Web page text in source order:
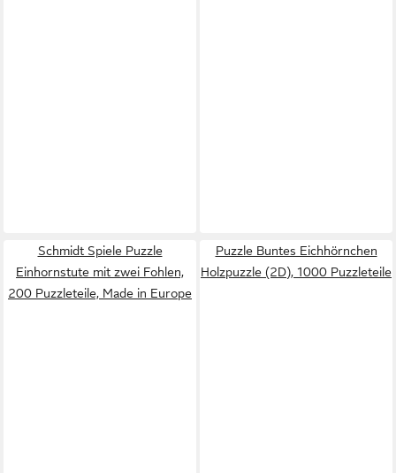
Schmidt Spiele Puzzle
Einhornstute mit zwei Fohlen,
200 Puzzleteile, Made in Europe
Puzzle Buntes Eichhörnchen
Holzpuzzle (2D), 1000 Puzzleteile